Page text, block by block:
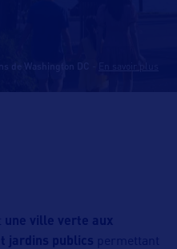
de Washington DC
une ville verte aux
jardins publics permettant